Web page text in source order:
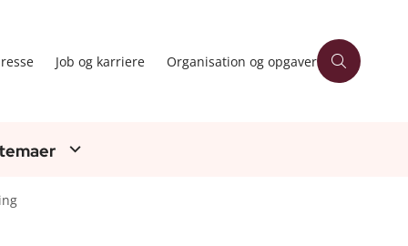
Job og karriere Organisation og opgaver